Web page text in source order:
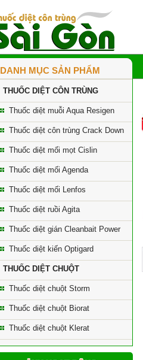
DANH MỤC SẢN PHẨM
THUỐC DIỆT CÔN TRÙNG
Thuốc diệt muỗi Aqua Resigen
Thuốc diệt côn trùng Crack Down
Thuốc diệt mối mọt Cislin
Thuốc diệt mối Agenda
Thuốc diệt mối Lenfos
Thuốc diệt ruồi Agita
Thuốc diệt gián Cleanbait Power
Thuốc diệt kiến Optigard
THUỐC DIỆT CHUỘT
Thuốc diệt chuột Storm
Thuốc diệt chuột Biorat
Thuốc diệt chuột Klerat